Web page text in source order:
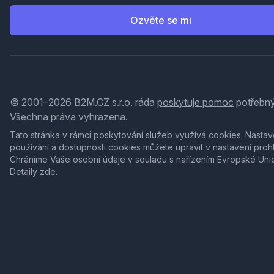
Ozvěte se mi
© 2001–2026 B2M.CZ s.r.o. ráda poskytuje pomoc
Všechna práva vyhrazena.
Tato stránka v rámci poskytování služeb využívá cookies.
používání a dostupnosti cookies můžete upravit v nastavení
Chráníme Vaše osobní údaje v souladu s nařízením Evropské
Detaily zde.